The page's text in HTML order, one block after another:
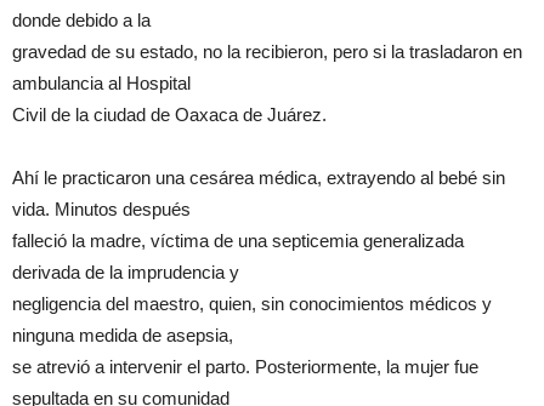
donde debido a la
gravedad de su estado, no la recibieron, pero si la trasladaron en
ambulancia al Hospital
Civil de la ciudad de Oaxaca de Juárez.
Ahí le practicaron una cesárea médica, extrayendo al bebé sin
vida. Minutos después
falleció la madre, víctima de una septicemia generalizada
derivada de la imprudencia y
negligencia del maestro, quien, sin conocimientos médicos y
ninguna medida de asepsia,
se atrevió a intervenir el parto. Posteriormente, la mujer fue
sepultada en su comunidad